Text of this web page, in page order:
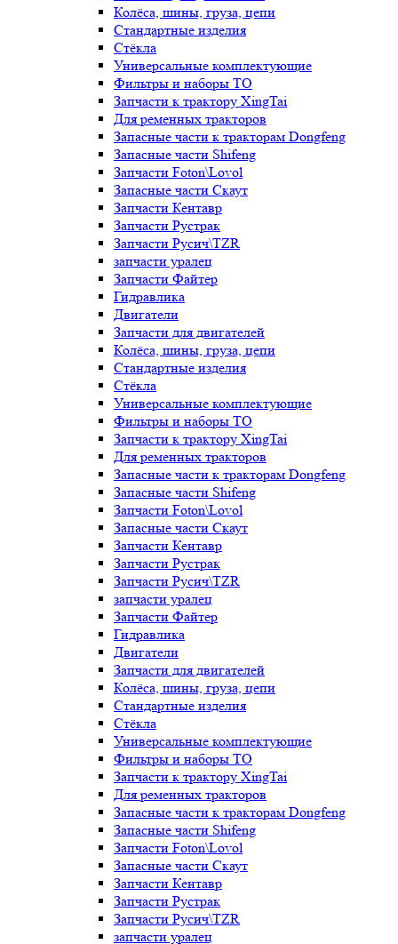
Колёса, шины, груза, цепи
Стандартные изделия
Стёкла
Универсальные комплектующие
Фильтры и наборы ТО
Запчасти к трактору XingTai
Для ременных тракторов
Запасные части к тракторам Dongfeng
Запасные части Shifeng
Запчасти Foton\Lovol
Запасные части Скаут
Запчасти Кентавр
Запчасти Рустрак
Запчасти Русич\TZR
запчасти уралец
Запчасти Файтер
Гидравлика
Двигатели
Запчасти для двигателей
Колёса, шины, груза, цепи
Стандартные изделия
Стёкла
Универсальные комплектующие
Фильтры и наборы ТО
Запчасти к трактору XingTai
Для ременных тракторов
Запасные части к тракторам Dongfeng
Запасные части Shifeng
Запчасти Foton\Lovol
Запасные части Скаут
Запчасти Кентавр
Запчасти Рустрак
Запчасти Русич\TZR
запчасти уралец
Запчасти Файтер
Гидравлика
Двигатели
Запчасти для двигателей
Колёса, шины, груза, цепи
Стандартные изделия
Стёкла
Универсальные комплектующие
Фильтры и наборы ТО
Запчасти к трактору XingTai
Для ременных тракторов
Запасные части к тракторам Dongfeng
Запасные части Shifeng
Запчасти Foton\Lovol
Запасные части Скаут
Запчасти Кентавр
Запчасти Рустрак
Запчасти Русич\TZR
запчасти уралец